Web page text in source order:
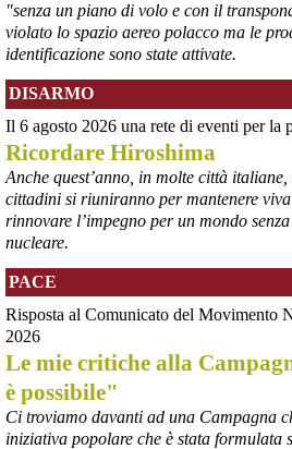
@peacelink
#pace
"senza un piano di volo e con il
violato lo spazio aereo polacco ma le
identificazione sono state attivate.
DISARMO
Il 6 agosto 2026 una rete di eventi per la
Ricordare Hiroshima
Anche quest’anno, in molte città
cittadini si riuniranno per mantenere
rinnovare l’impegno per un mondo
nucleare.
PACE
Risposta al Comunicato del Movimento
2026
Le mie critiche alla
è possibile"
Ci troviamo davanti ad una Campagna
iniziativa popolare che è stata formulata